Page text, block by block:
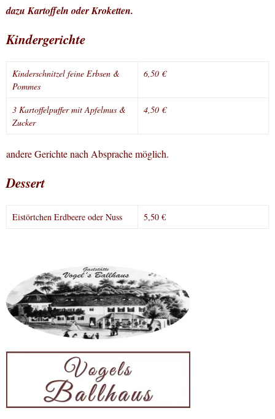
dazu Kartoffeln oder Kroketten.
Kindergerichte
Kinderschnitzel feine Erbsen &
Pommes
6,50 €
3 Kartoffelpuffer mit Apfelmus &
Zucker
4,50 €
andere Gerichte nach Absprache möglich.
Dessert
Eistörtchen Erdbeere oder Nuss 5,50 €